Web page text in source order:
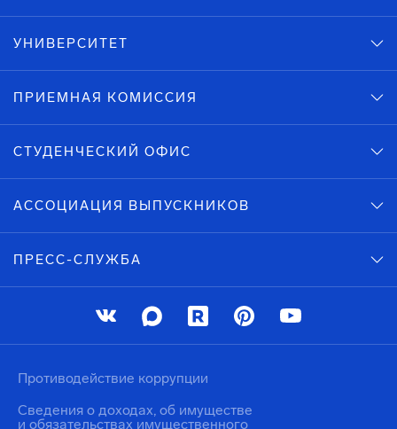
УНИВЕРСИТЕТ
ПРИЕМНАЯ КОМИССИЯ
СТУДЕНЧЕСКИЙ ОФИС
АССОЦИАЦИЯ ВЫПУСКНИКОВ
ПРЕСС-СЛУЖБА
Противодействие коррупции
Сведения о доходах, об имуществе
и обязательствах имущественного